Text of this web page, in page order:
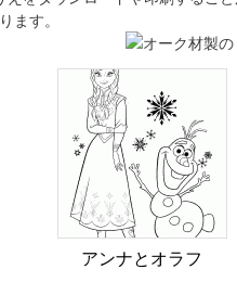
ます。
アンナとオラフ